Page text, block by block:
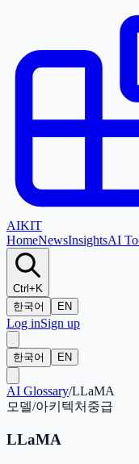
AIKIT
HomeNewsInsightsAI
Ctrl+K
한국어
EN
Log inSign up
한국어 EN
AI Glossary/LLaMA
모델/아키텍처 중급
LLaMA